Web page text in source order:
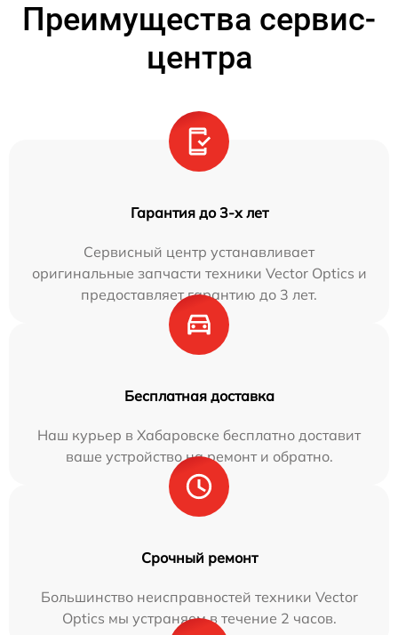
Преимущества сервис-
центра
Гарантия до 3-х лет
Сервисный центр устанавливает
оригинальные запчасти техники Vector Optics и
предоставляет гарантию до 3 лет.
Бесплатная доставка
Наш курьер в Хабаровске бесплатно доставит
ваше устройство на ремонт и обратно.
Срочный ремонт
Большинство неисправностей техники Vector
Optics мы устраняем в течение 2 часов.